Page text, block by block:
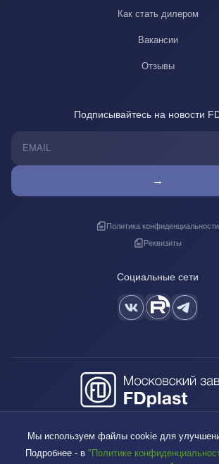
Как стать дилером
Вакансии
Отзывы
Подписывайтесь на новости
→
Политика конфиденциальности
Реквизиты
Социальные сети
sales@fdplast.ru
140050, Московская обл., пос. Красково, ул.
Мы используем файлы cookie для
Подробнее - в "Политике